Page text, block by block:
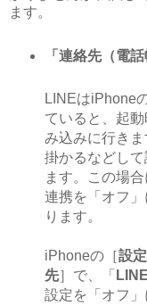
ます。
「連絡先（電
LINEはiPhone
ていると、起
み込みに行き
掛かるなどし
ます。この場
連携を「オフ
ります。
iPhoneの［設定
先］で、「 LINE
設定を「オフ